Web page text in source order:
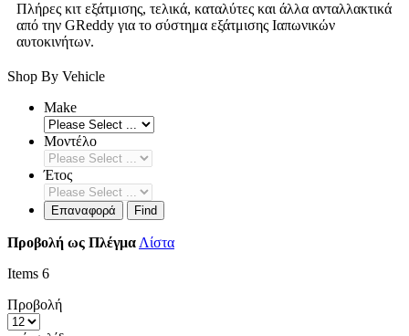
Πλήρες κιτ εξάτμισης, τελικά, καταλύτες και άλλα ανταλλακτικά
από την GReddy για το σύστημα εξάτμισης Ιαπωνικών
αυτοκινήτων.
Shop By Vehicle
Make
Μοντέλο
Έτος
Επαναφορά Find
Προβολή ως ΠλέγμαΛίστα
Items 6
Προβολή